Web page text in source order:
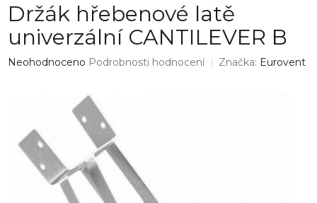
Držák hřebenové latě
univerzální CANTILEVER B
Průměrné
hvězdiček.
Neohodnoceno Podrobnosti hodnocení Značka: Eurovent